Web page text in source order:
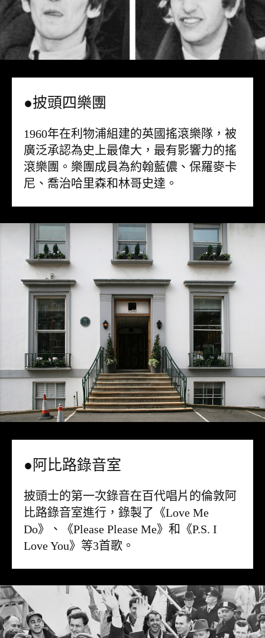
●披頭四樂團
1960年在利物浦組建的英國搖滾樂隊，被
廣泛承認為史上最偉大，最有影響力的搖
滾樂團。樂團成員為約翰藍儂、保羅麥卡
尼、喬治哈里森和林哥史達。
●阿比路錄音室
披頭士的第一次錄音在百代唱片的倫敦阿
比路錄音室進行，錄製了《Love Me
Do》、《Please Please Me》和《P.S. I
Love You》等3首歌。